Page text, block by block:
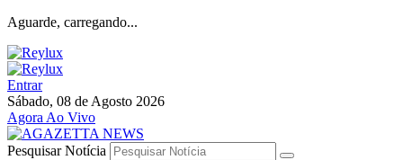
Aguarde, carregando...
Entrar
Sábado, 08 de Agosto 2026
Agora Ao Vivo
Pesquisar Notícia